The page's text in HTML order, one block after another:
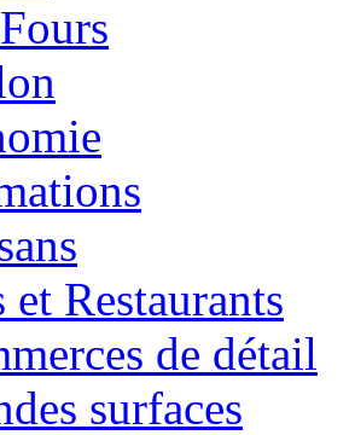
et Restaurants
de détail
surfaces